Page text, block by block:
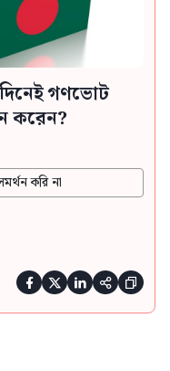
গণভোট
করেন?
করি না
    